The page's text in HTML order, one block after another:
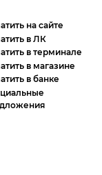
на сайте
вЛК
в терминале
в магазине
в банке